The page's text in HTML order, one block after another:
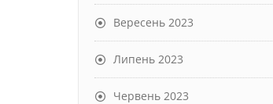
Вересень 2023
Липень 2023
Червень 2023